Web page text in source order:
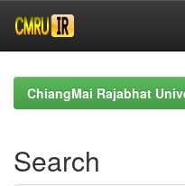
navigationChiangMai Rajabhat
Search